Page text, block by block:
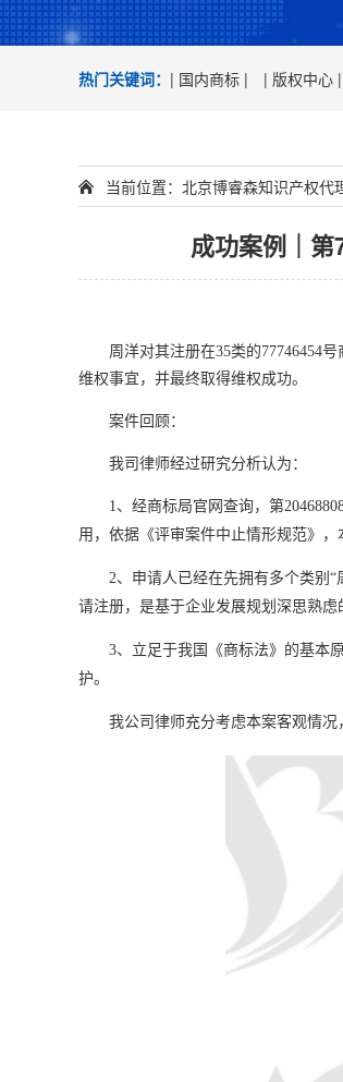
热门关键词： | 国内商标 | | 版权中心 |
当前位置： 北京博睿森知识产权代
成功案例｜
周洋对其注册在35类的77746454
维权事宜，并最终取得维权成功。
案件回顾：
我司律师经过研究分析认为：
1、经商标局官网查询，第
用，依据《评审案件中止情形规范》
2、申请人已经在先拥有多个类别
请注册，是基于企业发展规划深思熟虑
3、立足于我国《商标法》的基本
护。
我公司律师充分考虑本案客观情